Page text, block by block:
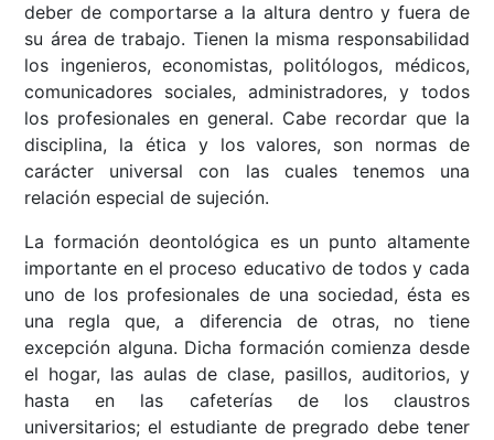
deber de comportarse a la altura dentro y fuera de
su área de trabajo. Tienen la misma responsabilidad
los ingenieros, economistas, politólogos, médicos,
comunicadores sociales, administradores, y todos
los profesionales en general. Cabe recordar que la
disciplina, la ética y los valores, son normas de
carácter universal con las cuales tenemos una
relación especial de sujeción.
La formación deontológica es un punto altamente
importante en el proceso educativo de todos y cada
uno de los profesionales de una sociedad, ésta es
una regla que, a diferencia de otras, no tiene
excepción alguna. Dicha formación comienza desde
el hogar, las aulas de clase, pasillos, auditorios, y
hasta en las cafeterías de los claustros
universitarios; el estudiante de pregrado debe tener